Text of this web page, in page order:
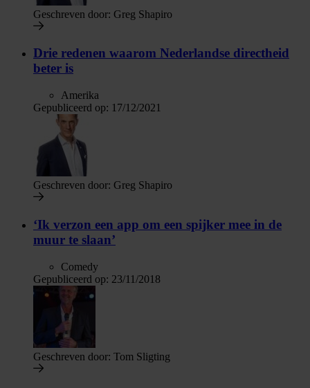
Geschreven door: Greg Shapiro
Drie redenen waarom Nederlandse directheid
beter is
Amerika
Gepubliceerd op: 17/12/2021
Geschreven door: Greg Shapiro
‘Ik verzon een app om een spijker mee in de
muur te slaan’
Comedy
Gepubliceerd op: 23/11/2018
Geschreven door: Tom Sligting